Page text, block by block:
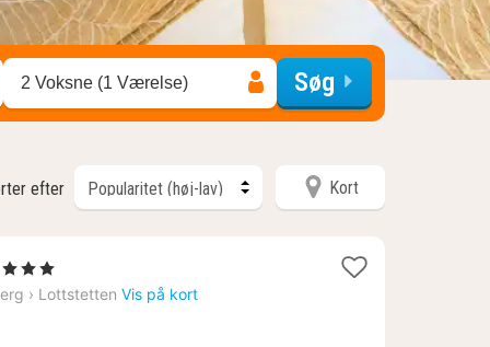
2 Voksne (1 Værelse) Søg
efter Kort
1
nat
, 3 Stjerner
› Lottstetten Vis på kort